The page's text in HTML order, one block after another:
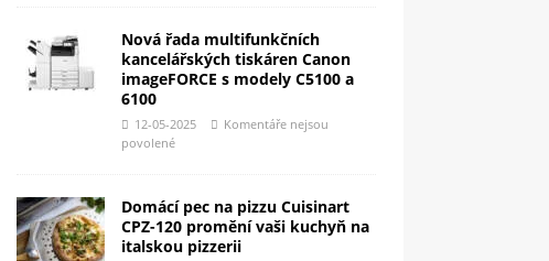
Nová řada multifunkčních
kancelářských tiskáren Canon
imageFORCE s modely C5100 a
6100
12-05-2025
Komentáře nejsou
povolené
Domácí pec na pizzu Cuisinart
CPZ-120 promění vaši kuchyň na
italskou pizzerii